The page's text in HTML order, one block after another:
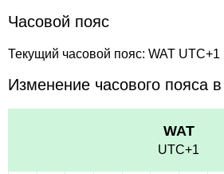
Часовой пояс
Текущий часовой пояс: WAT UTC+1
Изменение часового пояса
WAT
UTC+1